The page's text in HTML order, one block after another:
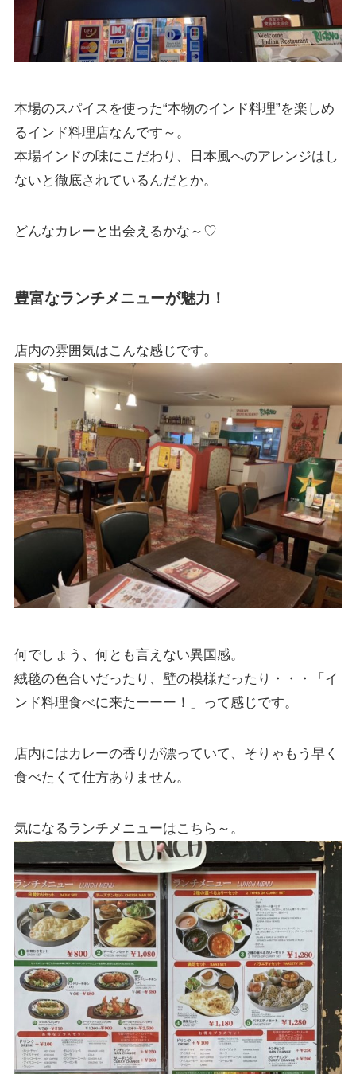
本場のスパイスを使った“本物のインド料理”を楽しめ
るインド料理店なんです～。
本場インドの味にこだわり、日本風へのアレンジはし
ないと徹底されているんだとか。
どんなカレーと出会えるかな～♡
豊富なランチメニューが魅力！
店内の雰囲気はこんな感じです。
何でしょう、何とも言えない異国感。
絨毯の色合いだったり、壁の模様だったり・・・「イ
ンド料理食べに来たーーー！」って感じです。
店内にはカレーの香りが漂っていて、そりゃもう早く
食べたくて仕方ありません。
気になるランチメニューはこちら～。